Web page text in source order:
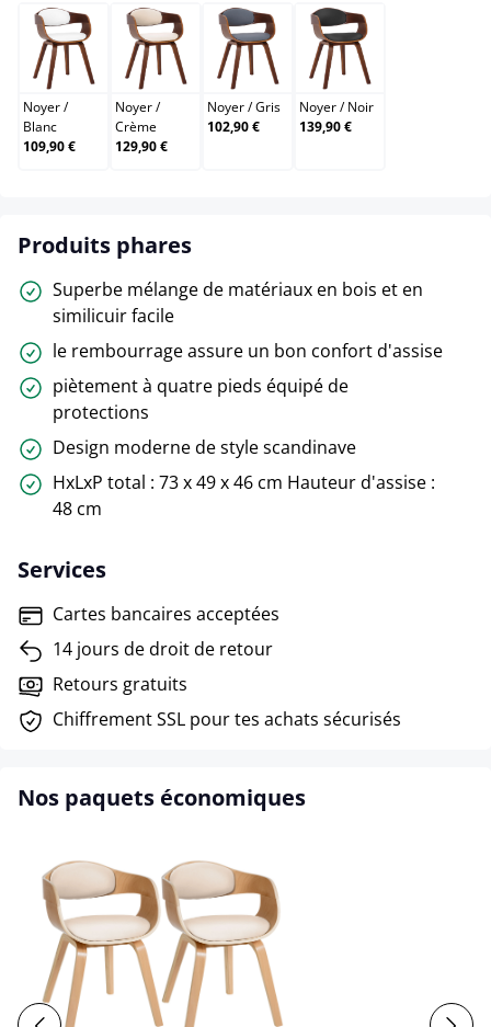
Noyer / Blanc
Noyer/
Blanc
109,90 €
Noyer / Crème
Noyer/
Crème
129,90 €
Noyer / Gris
Noyer/Gris
102,90 €
Noyer / Noir
Noyer/Noir
139,90 €
Produits phares
Superbe mélange de matériaux en bois et en
similicuir facile
le rembourrage assure un bon confort d'assise
piètement à quatre pieds équipé de
protections
Design moderne de style scandinave
HxLxP total : 73 x 49 x 46 cm Hauteur d'assise :
48 cm
Services
Cartes bancaires acceptées
14 jours de droit de retour
Retours gratuits
Chiffrement SSL pour tes achats sécurisés
Nos paquets économiques